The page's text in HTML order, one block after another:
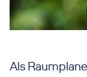
Als